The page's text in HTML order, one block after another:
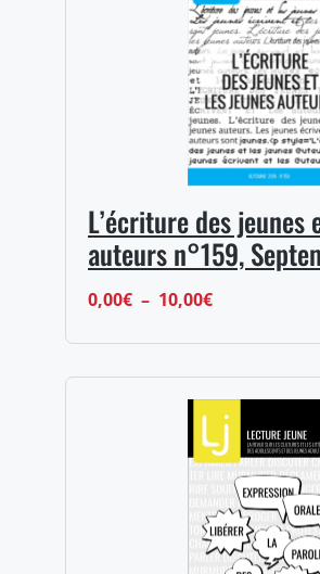
L’écriture des jeunes
auteurs n°159,
0,00€ – 10,00€Plage
0,00€
à
10,00€